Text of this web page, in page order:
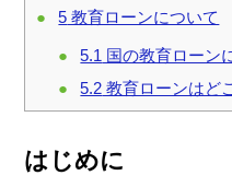
5 教育ローンについて
5.1 国の教育ローン
5.2 教育ローンはど
はじめに